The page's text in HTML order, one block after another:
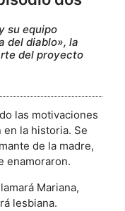
su equipo
del diablo», la
del proyecto
las motivaciones
la historia. Se
de la madre,
enamoraron.
Mariana,
lesbiana.